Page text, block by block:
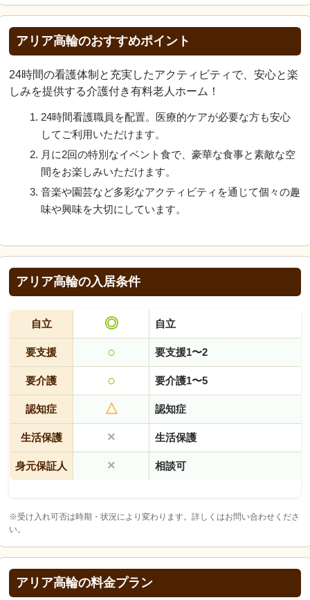
アリア高輪のおすすめポイント
24時間の看護体制と充実したアクティビティで、安心と楽
しみを提供する介護付き有料老人ホーム！
24時間看護職員を配置。医療的ケアが必要な方も安心
してご利用いただけます。
月に2回の特別なイベント食で、豪華な食事と素敵な空
間をお楽しみいただけます。
音楽や園芸など多彩なアクティビティを通じて個々の趣
味や興味を大切にしています。
アリア高輪の入居条件
自立 ◎ 自立
要支援 ○ 要支援1〜2
要介護 ○ 要介護1〜5
認知症 △ 認知症
生活保護 × 生活保護
身元保証人 × 相談可
※受け入れ可否は時期・状況により変わります。詳しくはお問い合わせくださ
い。
アリア高輪の料金プラン